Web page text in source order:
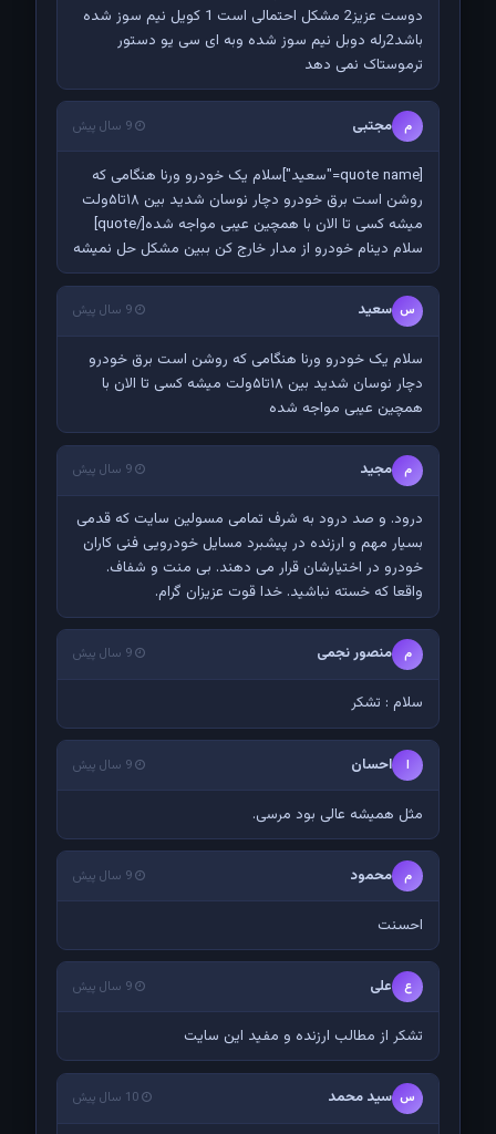
دوست عزیز2 مشکل احتمالی است 1 کویل نیم سوز شده
باشد2رله دوبل نیم سوز شده وبه ای سی یو دستور
ترموستاک نمی دهد
م مجتبی 9 سال پیش
[quote name="سعید"]سلام یک خودرو ورنا هنگامی که
روشن است برق خودرو دچار نوسان شدید بین ۱۸تا۵ولت
میشه کسی تا الان با همچین عیبی مواجه شده[/quote]
سلام دینام خودرو از مدار خارج کن ببین مشکل حل نمیشه
س سعید 9 سال پیش
سلام یک خودرو ورنا هنگامی که روشن است برق خودرو
دچار نوسان شدید بین ۱۸تا۵ولت میشه کسی تا الان با
همچین عیبی مواجه شده
م مجید 9 سال پیش
درود. و صد درود به شرف تمامی مسولین سایت که قدمی
بسیار مهم و ارزنده در پیشبرد مسایل خودرویی فنی کاران
خودرو در اختیارشان قرار می دهند. بی منت و شفاف.
واقعا که خسته نباشید. خدا قوت عزیزان گرام.
م منصور نجمی 9 سال پیش
سلام : تشکر
ا احسان 9 سال پیش
مثل همیشه عالی بود مرسی.
م محمود 9 سال پیش
احسنت
ع علی 9 سال پیش
تشکر از مطالب ارزنده و مفید این سایت
س سید محمد 10 سال پیش